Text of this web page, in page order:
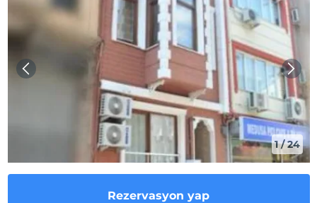
1/24
Rezervasyon yap